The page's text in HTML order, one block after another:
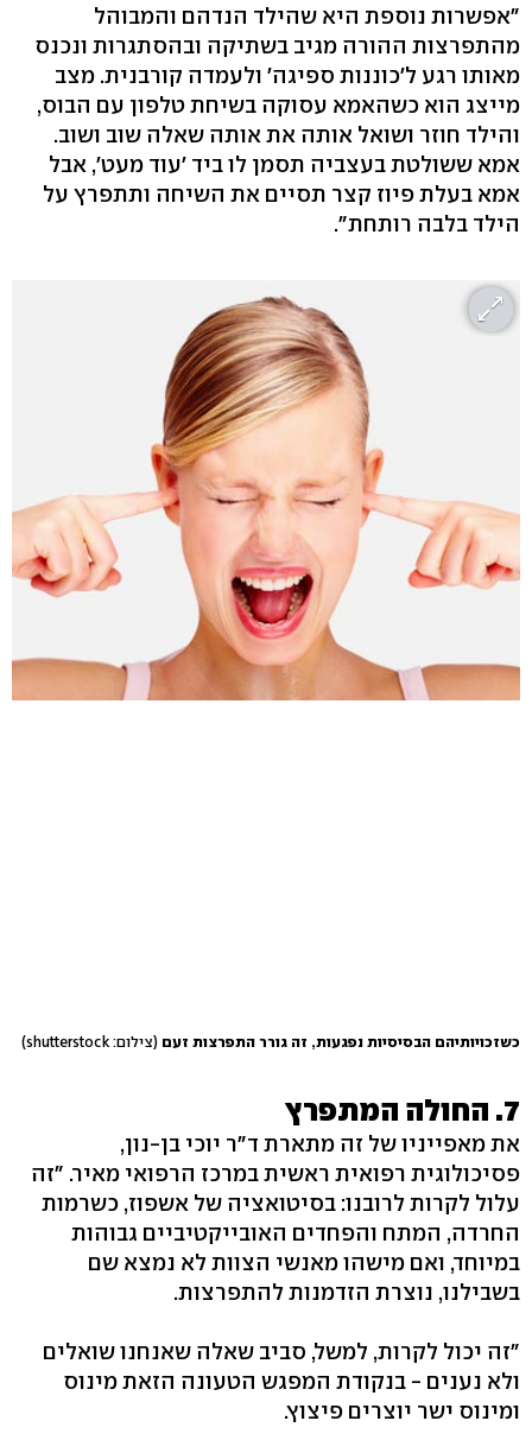
"אפשרות נוספת היא שהילד הנדהם והמבוהל
מהתפרצות ההורה מגיב בשתיקה ובהסתגרות ונכנס
מאותו רגע ל'כוננות ספיגה' ולעמדה קורבנית. מצב
מייצג הוא כשהאמא עסוקה בשיחת טלפון עם הבוס,
והילד חוזר ושואל אותה את אותה שאלה שוב ושוב.
אמא ששולטת בעצביה תסמן לו ביד 'עוד מעט‭,'‬ אבל
אמא בעלת פיוז קצר תסיים את השיחה ותתפרץ על
הילד בלבה רותחת".
כשזכויותיהם הבסיסיות נפגעות, זה גורר התפרצות זעם (צילום: shutterstock)
7. החולה המתפרץ
את מאפייניו של זה מתארת ד"ר יוכי בן-נון,
פסיכולוגית רפואית ראשית במרכז הרפואי מאיר. "זה
עלול לקרות לרובנו: בסיטואציה של אשפוז, כשרמות
החרדה, המתח והפחדים האובייקטיביים גבוהות
במיוחד, ואם מישהו מאנשי הצוות לא נמצא שם
בשבילנו, נוצרת הזדמנות להתפרצות.
"זה יכול לקרות, למשל, סביב שאלה שאנחנו שואלים
ולא נענים - בנקודת המפגש הטעונה הזאת מינוס
ומינוס ישר יוצרים פיצוץ.